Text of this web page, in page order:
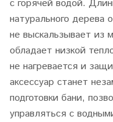
с горячей водой.
натурального дерева
не выскальзывает из
обладает низкой
не нагревается и
аксессуар станет
подготовки бани,
управляться с